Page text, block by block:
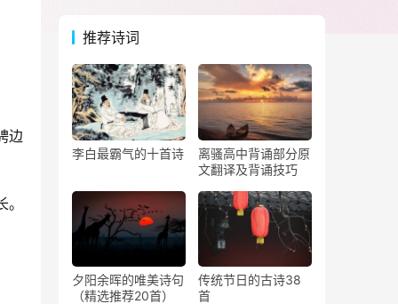
边
推荐诗词
李白最霸气的十首诗
离骚高中背诵部分原
文翻译及背诵技巧
夕阳余晖的唯美诗句
（精选推荐20首）
传统节日的古诗38
首